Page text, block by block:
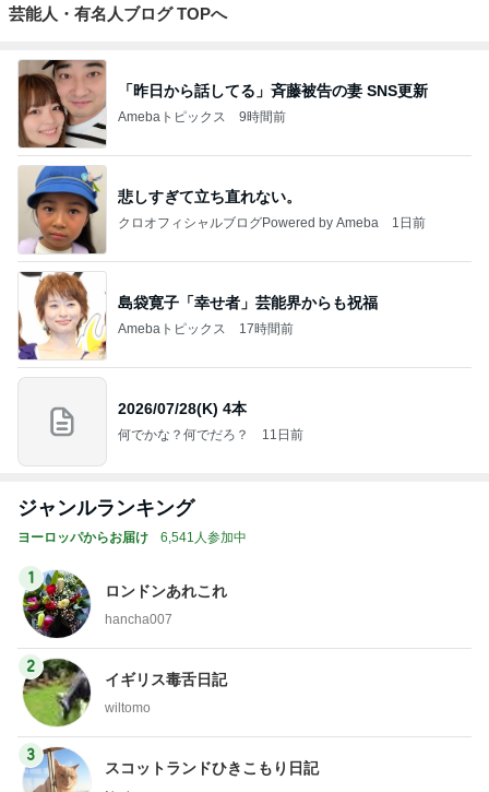
芸能人・有名人ブログ TOPへ
「昨日から話してる」斉藤被告の妻 SNS更新
Amebaトピックス 9時間前
悲しすぎて立ち直れない。
クロオフィシャルブログPowered by Ameba 1日前
島袋寛子「幸せ者」芸能界からも祝福
Amebaトピックス 17時間前
2026/07/28(K) 4本
何でかな？何でだろ？ 11日前
ジャンルランキング
ヨーロッパからお届け 6,541人参加中
1
ロンドンあれこれ
hancha007
2
イギリス毒舌日記
wiltomo
3
スコットランドひきこもり日記